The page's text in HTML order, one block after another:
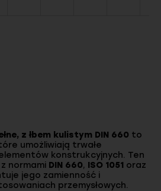
z łbem kulistym DIN 660 to
umożliwiają trwałe
konstrukcyjnych. Ten
normami DIN 660, ISO 1051 oraz
jego zamienność i
przemysłowych.